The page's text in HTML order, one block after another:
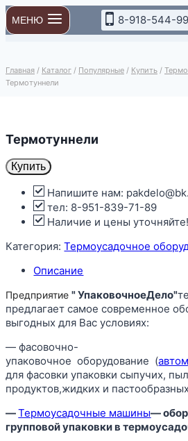
Перейти
к
содержимому
МЕНЮ 8-918-544-
Главная / Каталог / Популярные / Купить /
Термотуннели
Термотуннели
Купить
Напишите нам:
тел: 8-951-839-71-89
Наличие и цены уточняйте!
Категория:Термоусадочное
Описание
Предприятие" УпаковочноеДело"
предлагает самое современное
выгодных для Вас условиях:
— фасовочно-
упаковочное оборудование (
для фасовки упаковки сыпучих,
продуктов,жидких и
—Термоусадочные машины—
групповой упаковки в